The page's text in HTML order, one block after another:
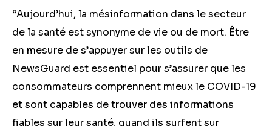
“Aujourd’hui, la mésinformation dans le secteur
de la santé est synonyme de vie ou de mort. Être
en mesure de s’appuyer sur les outils de
NewsGuard est essentiel pour s’assurer que les
consommateurs comprennent mieux le COVID-19
et sont capables de trouver des informations
fiables sur leur santé, quand ils surfent sur